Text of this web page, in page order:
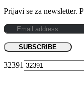
Prijavi se za newsletter.
32391